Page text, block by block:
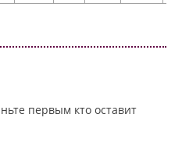
первым кто оставит